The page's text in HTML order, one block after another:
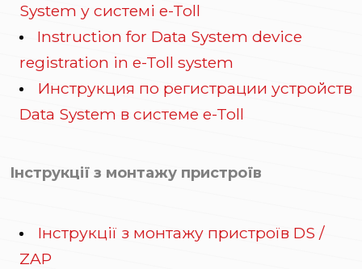
System у системі e-Toll
Instruction for Data System device
registration in e-Toll system
Инструкция по регистрации устройств
Data System в системе e-Toll
Інструкції з монтажу пристроїв
Інструкції з монтажу пристроїв DS /
ZAP